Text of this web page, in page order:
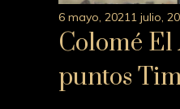
6 mayo, 20211 julio,
Colomé
puntos